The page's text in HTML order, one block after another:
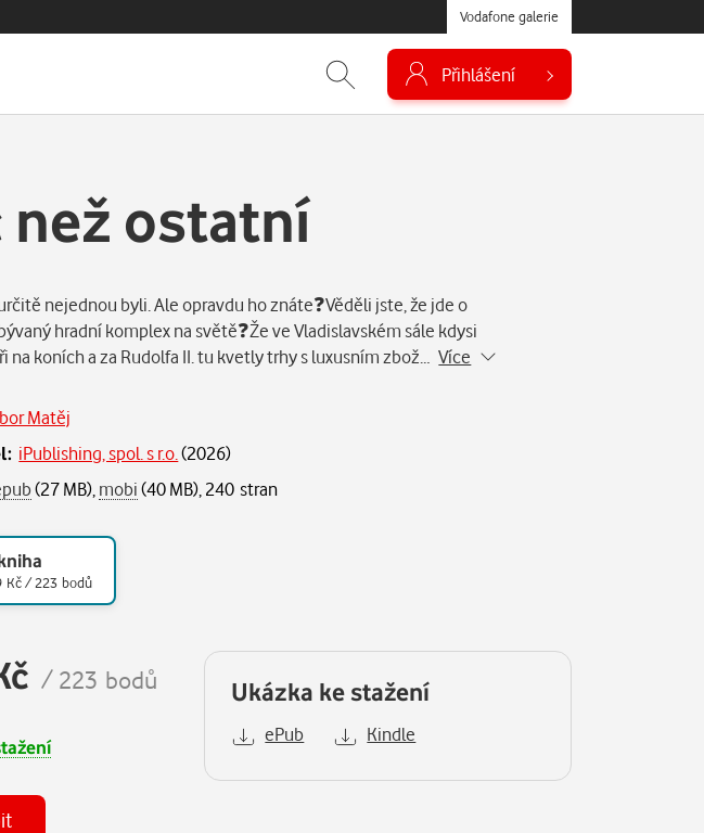
Vodafone galerie
Přihlášení
než ostatní
nejednou byli. Ale opravdu ho znáte❓Věděli jste, že jde o
hradní komplex na světě❓Že ve Vladislavském sále kdysi
na koních a za Rudolfa II. tu kvetly trhy s luxusním zbož…Více
Matěj
iPublishing, spol. s r.o. (2026)
(27 MB), mobi(40 MB), 240 stran
Kč / 223 bodů
/ 223 bodů Ukázka ke stažení
ePub Kindle